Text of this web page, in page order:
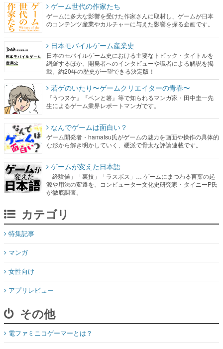
ゲーム世代の作家たち
ゲームに多大な影響を受けた作家さんに取材し、ゲームが日本
のコンテンツ産業やカルチャーに与えた影響を探る企画です。
日本モバイルゲーム産業史
日本のモバイルゲーム史における主要なトピック・タイトルを
網羅するほか、開発者へのインタビューや識者による解説を掲
載。約20年の歴史が一望できる決定版！
若ゲのいたり〜ゲームクリエイターの青春〜
『うつヌケ』『ペンと箸』等で知られるマンガ家・田中圭一先
生によるゲーム業界レポートマンガです。
なんでゲームは面白い？
ゲーム開発者・hamatsu氏がゲームの魅力を画面や操作の具体的
な形から解き明かしていく、硬派で骨太な評論連載です。
ゲームが変えた日本語
「経験値」「裏技」「ラスボス」… ゲームにまつわる言葉の起
源や用法の変遷を、コンピューター文化史研究家・タイニーP氏
が徹底調査。
カテゴリ
特集記事
マンガ
女性向け
アプリレビュー
その他
電ファミニコゲーマーとは？